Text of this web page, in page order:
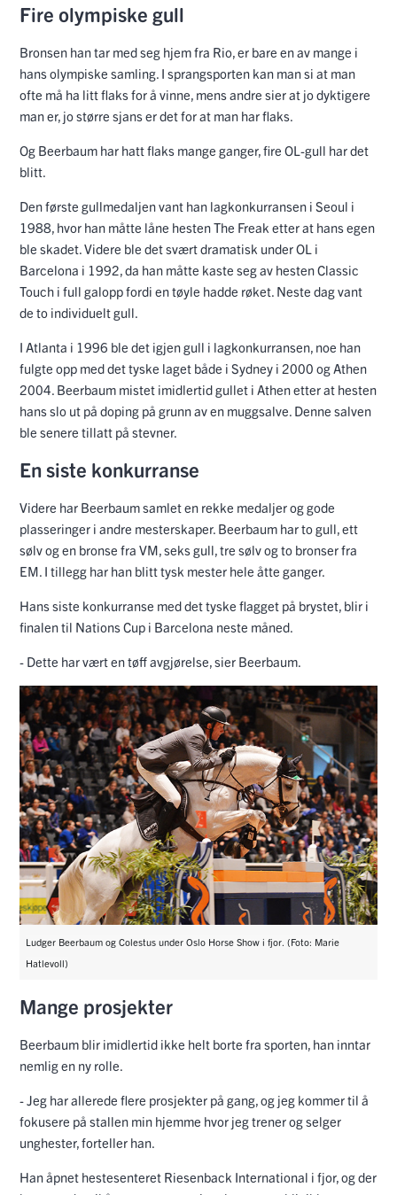
Fire olympiske gull
Bronsen han tar med seg hjem fra Rio, er bare en av mange i
hans olympiske samling. I sprangsporten kan man si at man
ofte må ha litt flaks for å vinne, mens andre sier at jo dyktigere
man er, jo større sjans er det for at man har flaks.
Og Beerbaum har hatt flaks mange ganger, fire OL-gull har det
blitt.
Den første gullmedaljen vant han lagkonkurransen i Seoul i
1988, hvor han måtte låne hesten The Freak etter at hans egen
ble skadet. Videre ble det svært dramatisk under OL i
Barcelona i 1992, da han måtte kaste seg av hesten Classic
Touch i full galopp fordi en tøyle hadde røket. Neste dag vant
de to individuelt gull.
I Atlanta i 1996 ble det igjen gull i lagkonkurransen, noe han
fulgte opp med det tyske laget både i Sydney i 2000 og Athen
2004. Beerbaum mistet imidlertid gullet i Athen etter at hesten
hans slo ut på doping på grunn av en muggsalve. Denne salven
ble senere tillatt på stevner.
En siste konkurranse
Videre har Beerbaum samlet en rekke medaljer og gode
plasseringer i andre mesterskaper. Beerbaum har to gull, ett
sølv og en bronse fra VM, seks gull, tre sølv og to bronser fra
EM. I tillegg har han blitt tysk mester hele åtte ganger.
Hans siste konkurranse med det tyske flagget på brystet, blir i
finalen til Nations Cup i Barcelona neste måned.
- Dette har vært en tøff avgjørelse, sier Beerbaum.
Ludger Beerbaum og Colestus under Oslo Horse Show i fjor. (Foto: Marie
Hatlevoll)
Mange prosjekter
Beerbaum blir imidlertid ikke helt borte fra sporten, han inntar
nemlig en ny rolle.
- Jeg har allerede flere prosjekter på gang, og jeg kommer til å
fokusere på stallen min hjemme hvor jeg trener og selger
unghester, forteller han.
Han åpnet hestesenteret Riesenback International i fjor, og der